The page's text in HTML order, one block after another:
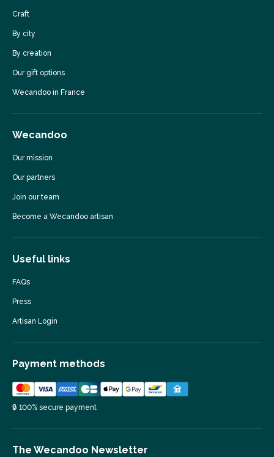
Craft
By city
By creation
Our gift options
Wecandoo in France
Wecandoo
Our mission
Our partners
Join our team
Become a Wecandoo artisan
Useful links
FAQs
Press
Artisan Login
Payment methods
🔒 100% secure payment
The Wecandoo Newsletter